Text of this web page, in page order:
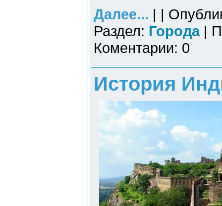
Далее... | |
Раздел: Города|
Коментарии: 0
История